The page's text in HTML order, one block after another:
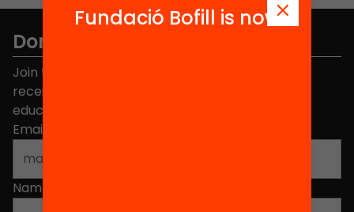
Don't miss anything.
Join the more than 40,000 people who already
receive news about initiatives and projects for
educational change in Catalonia.
Email address
Name
Fundació Bofill is now